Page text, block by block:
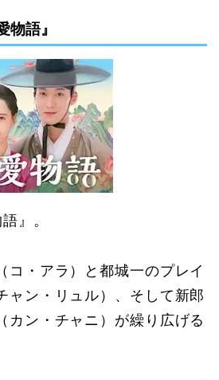
語』
』。
コ・アラ）と都城一のプレイ
ャン・リュル）、そして新郎
カン・チャニ）が繰り広げる